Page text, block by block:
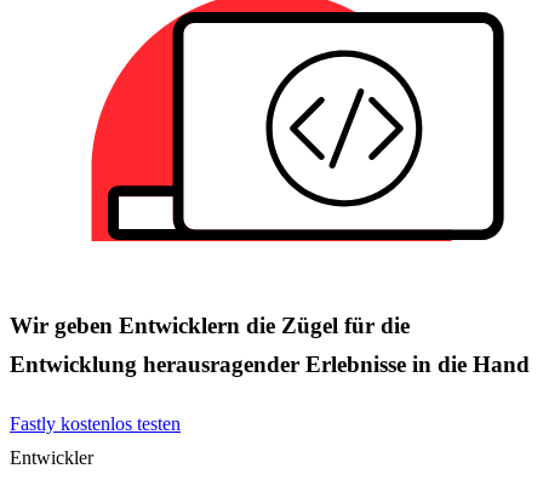
Wir geben Entwicklern die Zügel für die
Entwicklung herausragender Erlebnisse in die Hand
Fastly kostenlos testen
Entwickler